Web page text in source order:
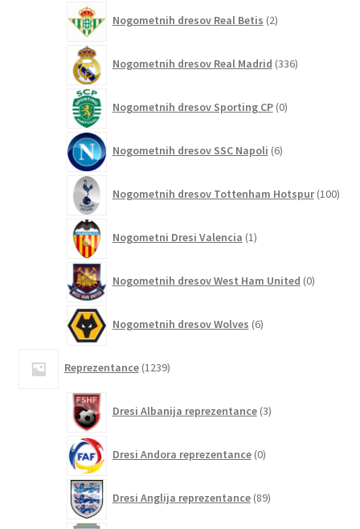
Nogometnih dresov Real Betis 2izdelka
Nogometnih dresov Real Madrid 336izdelkov
Nogometnih dresov Sporting CP 0izdelkov
Nogometnih dresov SSC Napoli 6izdelkov
Nogometnih dresov Tottenham Hotspur 100
Nogometni Dresi Valencia 1izdelek
Nogometnih dresov West Ham United 0izdelkov
Nogometnih dresov Wolves 6izdelkov
Reprezentance 1239izdelkov
Dresi Albanija reprezentance 3izdelki
Dresi Andora reprezentance 0izdelkov
Dresi Anglija reprezentance 89izdelkov